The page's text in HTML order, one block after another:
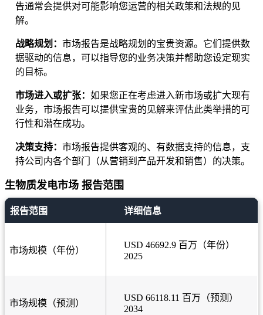
告通常会提供对可能影响您运营的相关政策和法规的见
解。
战略规划： 市场报告是战略规划的宝贵资源。它们提供数
据驱动的信息，可以指导您的业务决策并帮助您设定现实
的目标。
市场进入或扩张： 如果您正在考虑进入新市场或扩大现有
业务，市场报告可以提供宝贵的见解来评估此类举措的可
行性和潜在成功。
决策支持： 市场报告提供客观的、有数据支持的信息，支
持公司内各个部门（从营销到产品开发和销售）的决策。
生物质发电市场 报告范围
报告范围 详细信息
市场规模（年份）
USD 46692.9 百万（年份）
2025
市场规模（预测）
USD 66118.11 百万（预测）
2034